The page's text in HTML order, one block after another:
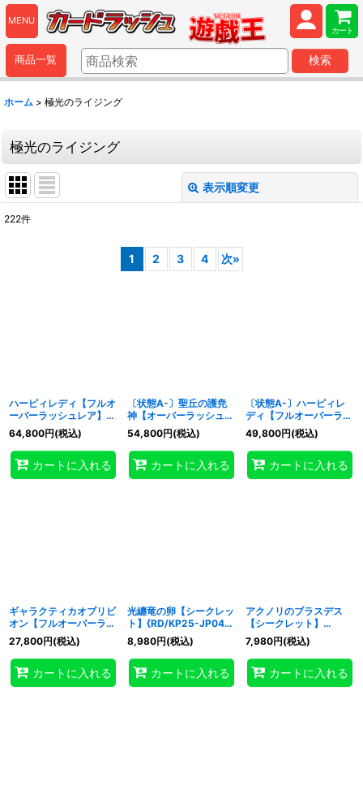
MENU
カート
商品一覧 検索
ホーム > 極光のライジング
極光のライジング
表示順変更
222件
1 2 3 4 次»
ハーピィレディ【フルオ
ーバーラッシュレア】
{RD/KP25-JP002}
《RDモンスター》
64,800円(税込)
カートに入れる
〔状態A-〕聖丘の護尭
神【オーバーラッシュレ
ア PREMIUM BLACK
Ver.】{RD/KP25-
JPS00}《RDモンスタ
ー》
54,800円(税込)
カートに入れる
〔状態A-〕ハーピィレ
ディ【フルオーバーラッ
シュレア】{RD/KP25-
JP002}《RDモンスタ
ー》
49,800円(税込)
カートに入れる
ギャラクティカオブリビ
オン【フルオーバーラッ
シュレア】{RD/KP25-
JP001}《RDモンスタ
ー》
27,800円(税込)
カートに入れる
光纏竜の卵【シークレッ
ト】{RD/KP25-JP041}
《RDフュージョン》
8,980円(税込)
カートに入れる
アクノリのブラスデス
【シークレット】
{RD/KP25-JP033}
《RDモンスター》
7,980円(税込)
カートに入れる